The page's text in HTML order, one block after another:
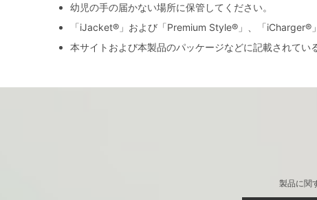
幼児の手の届かない場所に保管してください。
「iJacket®」および「Premium Style®」、「iCharger®
本サイトおよび本製品のパッケージなどに記載されてい
製品に関